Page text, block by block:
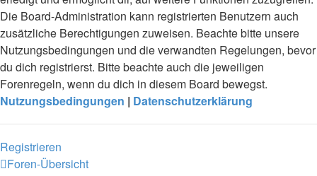
Die Board-Administration kann registrierten Benutzern auch
zusätzliche Berechtigungen zuweisen. Beachte bitte unsere
Nutzungsbedingungen und die verwandten Regelungen, bevor
du dich registrierst. Bitte beachte auch die jeweiligen
Forenregeln, wenn du dich in diesem Board bewegst.
Nutzungsbedingungen | Datenschutzerklärung
Registrieren
Foren-Übersicht